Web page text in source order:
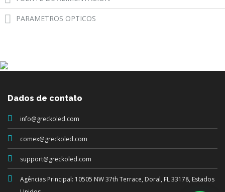
PARAMETROS OPTICOS
Dados de contato
info@greckoled.com
comex@greckoled.com
support@greckoled.com
Agências Principal: 10505 NW 37th Terrace, Doral, FL 33178, Estados